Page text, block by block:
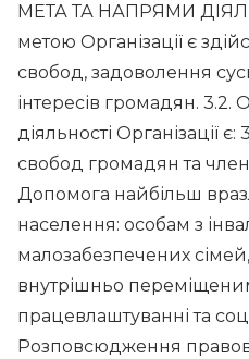
МЕТА ТА НАПРЯМИ
метою Організації є
свобод, задоволення
інтересів громадян.
діяльності Організації є:
свобод громадян та
Допомога найбільш
населення: особам з
малозабезпечених
внутрішньо
працевлаштуванні та
Розповсюдження